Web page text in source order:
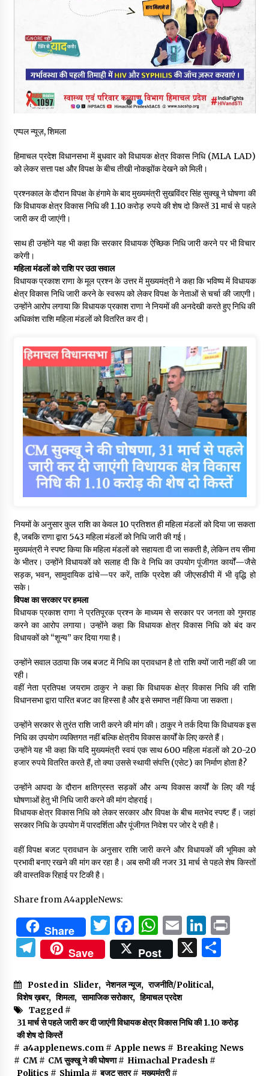
नितिन गडकरी से मिले विक्रमादित्य सिंह, हिमाचल की सड़क परियोजनाओं को
आपदा के दौरान मीडिया संचार एवं सूचना प्रबंधन पर शिमला में एक दिवसीय
ओरिएंटेशन कार्यशाला आयोजित
06/08/2026
05/08/2026
आभूषण बरामद, 7 आरोपी गिरफ्तार
एप्पल न्यूज़, शिमला
हिमाचल प्रदेश विधानसभा में बुधवार को विधायक क्षेत्र विकास निधि (MLA LAD)
को लेकर सत्ता पक्ष और विपक्ष के बीच तीखी नोकझोंक देखने को मिली।
प्रश्नकाल के दौरान विपक्ष के हंगामे के बाद मुख्यमंत्री सुखविंदर सिंह सुक्खू ने घोषणा की
कि विधायक क्षेत्र विकास निधि की 1.10 करोड़ रुपये की शेष दो किस्तें 31 मार्च से पहले
जारी कर दी जाएंगी।
साथ ही उन्होंने यह भी कहा कि सरकार विधायक ऐच्छिक निधि जारी करने पर भी विचार
करेगी।
महिला मंडलों को राशि पर उठा सवाल
विधायक प्रकाश राणा के मूल प्रश्न के उत्तर में मुख्यमंत्री ने कहा कि भविष्य में विधायक
क्षेत्र विकास निधि जारी करने के स्वरूप को लेकर विपक्ष के नेताओं से चर्चा की जाएगी।
उन्होंने आरोप लगाया कि विधायक प्रकाश राणा ने नियमों की अनदेखी करते हुए निधि की
अधिकांश राशि महिला मंडलों को वितरित कर दी।
नियमों के अनुसार कुल राशि का केवल 10 प्रतिशत ही महिला मंडलों को दिया जा सकता
है, जबकि राणा द्वारा 543 महिला मंडलों को निधि जारी की गई।
मुख्यमंत्री ने स्पष्ट किया कि महिला मंडलों को सहायता दी जा सकती है, लेकिन तय सीमा
के भीतर। उन्होंने विधायकों को सलाह दी कि वे निधि का उपयोग पूंजीगत कार्यों—जैसे
सड़क, भवन, सामुदायिक ढांचे—पर करें, ताकि प्रदेश की जीएसडीपी में भी वृद्धि हो
सके।
विपक्ष का सरकार पर हमला
विधायक प्रकाश राणा ने प्रतिपूरक प्रश्न के माध्यम से सरकार पर जनता को गुमराह
करने का आरोप लगाया। उन्होंने कहा कि विधायक क्षेत्र विकास निधि को बंद कर
विधायकों को “शून्य” कर दिया गया है।
उन्होंने सवाल उठाया कि जब बजट में निधि का प्रावधान है तो राशि क्यों जारी नहीं की जा
रही।
वहीं नेता प्रतिपक्ष जयराम ठाकुर ने कहा कि विधायक क्षेत्र विकास निधि की राशि
विधानसभा द्वारा पारित बजट का हिस्सा है और इसे समाप्त नहीं किया जा सकता।
उन्होंने सरकार से तुरंत राशि जारी करने की मांग की। ठाकुर ने तर्क दिया कि विधायक इस
निधि का उपयोग व्यक्तिगत नहीं बल्कि क्षेत्रीय विकास कार्यों के लिए करते हैं।
उन्होंने यह भी कहा कि यदि मुख्यमंत्री स्वयं एक साथ 600 महिला मंडलों को 20-20
हजार रुपये वितरित करते हैं, तो क्या उससे स्थायी संपत्ति (एसेट) का निर्माण होता है?
उन्होंने आपदा के दौरान क्षतिग्रस्त सड़कों और अन्य विकास कार्यों के लिए की गई
घोषणाओं हेतु भी निधि जारी करने की मांग दोहराई।
विधायक क्षेत्र विकास निधि को लेकर सरकार और विपक्ष के बीच मतभेद स्पष्ट हैं। जहां
सरकार निधि के उपयोग में पारदर्शिता और पूंजीगत निवेश पर जोर दे रही है।
वहीं विपक्ष बजट प्रावधान के अनुसार राशि जारी करने और विधायकों की भूमिका को
प्रभावी बनाए रखने की मांग कर रहा है। अब सभी की नजर 31 मार्च से पहले शेष किस्तों
की वास्तविक रिहाई पर टिकी है।
Share from A4appleNews:
Share Twitter
Facebook
WhatsApp
Email
Telegram
Save Post X
Posted in Slider, नेशनल न्यूज, राजनीति/Political,
विशेष ख़बर, शिमला, सामाजिक सरोकार, हिमाचल प्रदेश
Tagged #
31 मार्च से पहले जारी कर दी जाएंगी विधायक क्षेत्र विकास निधि की 1.10 करोड़
की शेष दो किस्तें
# a4applenews.com# Apple news # Breaking News
# CM# CM सुक्खू ने की घोषणा# Himachal Pradesh#
Politics # Shimla# बजट सत्र# मुख्यमंत्री#